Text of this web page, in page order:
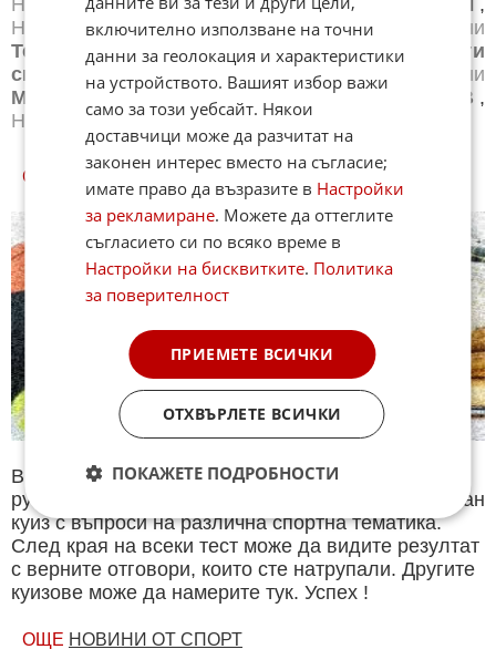
Новини
Баскетбол ,Новини Волейбол
Новини
Тенис
,Новини Бойни спортове ,Новини
Други
спортове
Новини Лека атлетика
Новини
Моторни спортове
, Спортът по ТВ ,
Новини
Зимни спортове
СПОРТ КУИЗОВЕ
В секция Спорт ще намерите тематична Куиз
рубрика. Периодично се публикува специализиран
куиз с въпроси на различна спортна тематика.
След края на всеки тест може да видите резултат
с верните отговори, които сте натрупали. Другите
куизове може да намерите тук. Успех !
ОЩЕ НОВИНИ ОТ СПОРТ
включително използване на точни
данни за геолокация и характеристики
на устройството. Вашият избор важи
само за този уебсайт. Някои
доставчици може да разчитат на
законен интерес вместо на съгласие;
имате право да възразите в Настройки
за рекламиране. Можете да оттеглите
съгласието си по всяко време в
Настройки на бисквитките. Политика
за поверителност
ПРИЕМЕТЕ ВСИЧКИ
ОТХВЪРЛЕТЕ ВСИЧКИ
ПОКАЖЕТЕ ПОДРОБНОСТИ